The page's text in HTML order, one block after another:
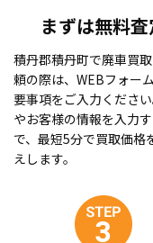
まずは無料
積丹郡積丹町で廃車買
頼の際は、WEBフォー
要事項をご入力くださ
やお客様の情報を入力
で、最短5分で買取価格
えします。